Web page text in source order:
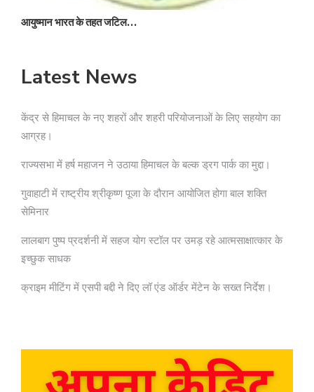
आयुष्मान भारत के तहत जटिल…
Latest News
केंद्र से हिमाचल के नए शहरों और शहरी परियोजनाओं के लिए सहयोग का
आग्रह।
राज्यसभा में हर्ष महाजन ने उठाया हिमाचल के बल्क ड्रग पार्क का मुद्दा।
गुवाहाटी में राष्ट्रीय श्रीकृष्ण पूजा के दौरान आयोजित होगा बाल शक्ति
सेमिनार
लालबाग पुष्प प्रदर्शनी में सहज योग स्टॉल पर उमड़ रहे आत्मसाक्षात्कार के
इच्छुक साधक
क्राइम मीटिंग में एसपी बद्दी ने दिए लॉ एंड ऑर्डर मेंटेन के सख्त निर्देश।